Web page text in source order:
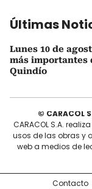
Últimas
Lunes 10 de
más importantes
Quindío
© CARACOL
CARACOL S.A.
usos de las obras y
web a medios de
Contacto